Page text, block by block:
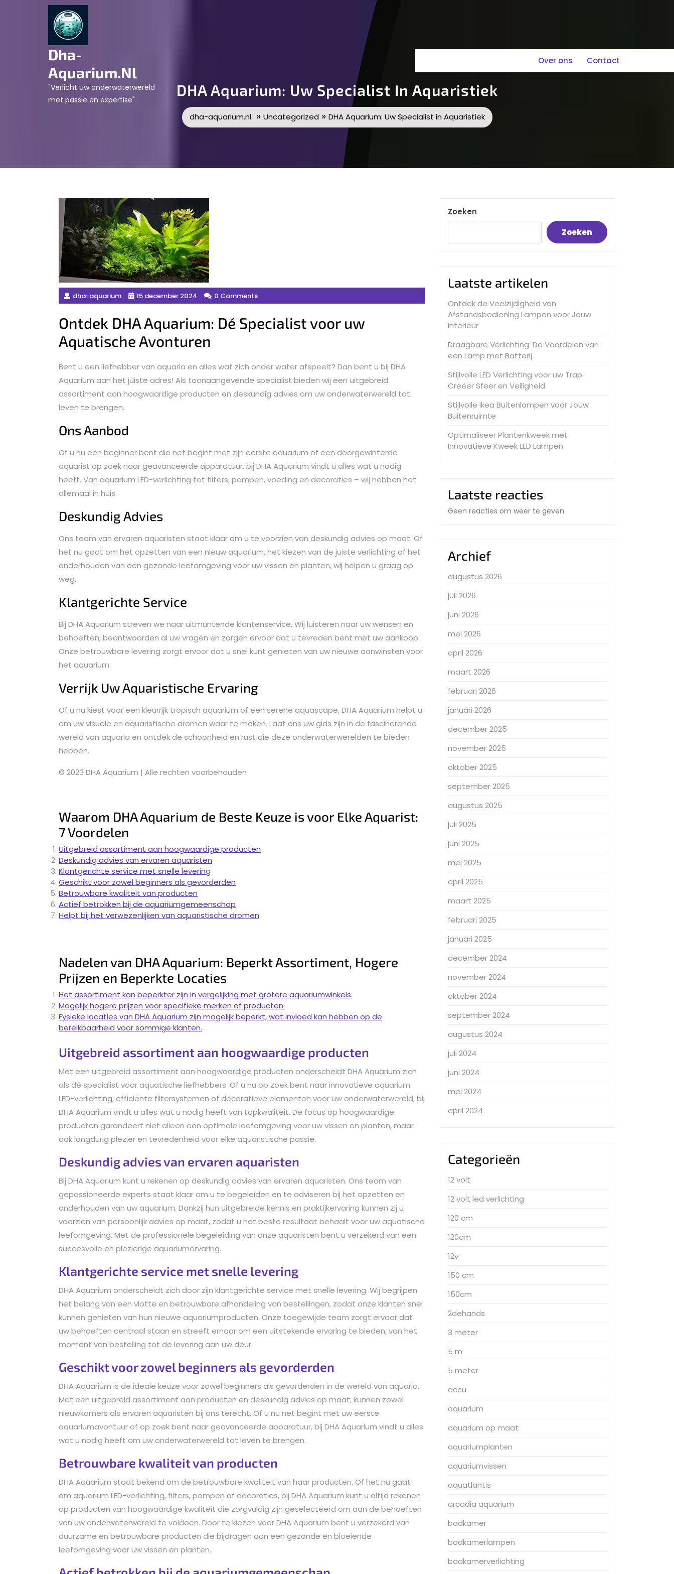
Dha-
Aquarium.nl
"Verlicht uw onderwaterwereld
met passie en expertise"
Over ons Contact
DHA Aquarium: Uw Specialist In Aquaristiek
dha-aquarium.nl» Uncategorized » DHA Aquarium: Uw Specialist in Aquaristiek
dha-aquarium 15 december 2024 0 Comments
Ontdek DHA Aquarium: Dé Specialist voor uw
Aquatische Avonturen
Bent u een liefhebber van aquaria en alles wat zich onder water afspeelt? Dan bent u bij DHA
Aquarium aan het juiste adres! Als toonaangevende specialist bieden wij een uitgebreid
assortiment aan hoogwaardige producten en deskundig advies om uw onderwaterwereld tot
leven te brengen.
Ons Aanbod
Of u nu een beginner bent die net begint met zijn eerste aquarium of een doorgewinterde
aquarist op zoek naar geavanceerde apparatuur, bij DHA Aquarium vindt u alles wat u nodig
heeft. Van aquarium LED-verlichting tot filters, pompen, voeding en decoraties – wij hebben het
allemaal in huis.
Deskundig Advies
Ons team van ervaren aquaristen staat klaar om u te voorzien van deskundig advies op maat. Of
het nu gaat om het opzetten van een nieuw aquarium, het kiezen van de juiste verlichting of het
onderhouden van een gezonde leefomgeving voor uw vissen en planten, wij helpen u graag op
weg.
Klantgerichte Service
Bij DHA Aquarium streven we naar uitmuntende klantenservice. Wij luisteren naar uw wensen en
behoeften, beantwoorden al uw vragen en zorgen ervoor dat u tevreden bent met uw aankoop.
Onze betrouwbare levering zorgt ervoor dat u snel kunt genieten van uw nieuwe aanwinsten voor
het aquarium.
Verrijk Uw Aquaristische Ervaring
Of u nu kiest voor een kleurrijk tropisch aquarium of een serene aquascape, DHA Aquarium helpt u
om uw visuele en aquaristische dromen waar te maken. Laat ons uw gids zijn in de fascinerende
wereld van aquaria en ontdek de schoonheid en rust die deze onderwaterwerelden te bieden
hebben.
© 2023 DHA Aquarium | Alle rechten voorbehouden
Waarom DHA Aquarium de Beste Keuze is voor Elke Aquarist:
7 Voordelen
Uitgebreid assortiment aan hoogwaardige producten
Deskundig advies van ervaren aquaristen
Klantgerichte service met snelle levering
Geschikt voor zowel beginners als gevorderden
Betrouwbare kwaliteit van producten
Actief betrokken bij de aquariumgemeenschap
Helpt bij het verwezenlijken van aquaristische dromen
Nadelen van DHA Aquarium: Beperkt Assortiment, Hogere
Prijzen en Beperkte Locaties
Het assortiment kan beperkter zijn in vergelijking met grotere aquariumwinkels.
Mogelijk hogere prijzen voor specifieke merken of producten.
Fysieke locaties van DHA Aquarium zijn mogelijk beperkt, wat invloed kan hebben op de
bereikbaarheid voor sommige klanten.
Uitgebreid assortiment aan hoogwaardige producten
Met een uitgebreid assortiment aan hoogwaardige producten onderscheidt DHA Aquarium zich
als dé specialist voor aquatische liefhebbers. Of u nu op zoek bent naar innovatieve aquarium
LED-verlichting, efficiënte filtersystemen of decoratieve elementen voor uw onderwaterwereld, bij
DHA Aquarium vindt u alles wat u nodig heeft van topkwaliteit. De focus op hoogwaardige
producten garandeert niet alleen een optimale leefomgeving voor uw vissen en planten, maar
ook langdurig plezier en tevredenheid voor elke aquaristische passie.
Deskundig advies van ervaren aquaristen
Bij DHA Aquarium kunt u rekenen op deskundig advies van ervaren aquaristen. Ons team van
gepassioneerde experts staat klaar om u te begeleiden en te adviseren bij het opzetten en
onderhouden van uw aquarium. Dankzij hun uitgebreide kennis en praktijkervaring kunnen zij u
voorzien van persoonlijk advies op maat, zodat u het beste resultaat behaalt voor uw aquatische
leefomgeving. Met de professionele begeleiding van onze aquaristen bent u verzekerd van een
succesvolle en plezierige aquariumervaring.
Klantgerichte service met snelle levering
DHA Aquarium onderscheidt zich door zijn klantgerichte service met snelle levering. Wij begrijpen
het belang van een vlotte en betrouwbare afhandeling van bestellingen, zodat onze klanten snel
kunnen genieten van hun nieuwe aquariumproducten. Onze toegewijde team zorgt ervoor dat
uw behoeften centraal staan en streeft ernaar om een uitstekende ervaring te bieden, van het
moment van bestelling tot de levering aan uw deur.
Geschikt voor zowel beginners als gevorderden
DHA Aquarium is de ideale keuze voor zowel beginners als gevorderden in de wereld van aquaria.
Met een uitgebreid assortiment aan producten en deskundig advies op maat, kunnen zowel
nieuwkomers als ervaren aquaristen bij ons terecht. Of u nu net begint met uw eerste
aquariumavontuur of op zoek bent naar geavanceerde apparatuur, bij DHA Aquarium vindt u alles
wat u nodig heeft om uw onderwaterwereld tot leven te brengen.
Betrouwbare kwaliteit van producten
DHA Aquarium staat bekend om de betrouwbare kwaliteit van haar producten. Of het nu gaat
om aquarium LED-verlichting, filters, pompen of decoraties, bij DHA Aquarium kunt u altijd rekenen
op producten van hoogwaardige kwaliteit die zorgvuldig zijn geselecteerd om aan de behoeften
van uw onderwaterwereld te voldoen. Door te kiezen voor DHA Aquarium bent u verzekerd van
duurzame en betrouwbare producten die bijdragen aan een gezonde en bloeiende
leefomgeving voor uw vissen en planten.
Zoeken
Zoeken
Laatste artikelen
Ontdek de Veelzijdigheid van
Afstandsbediening Lampen voor Jouw
Interieur
Draagbare Verlichting: De Voordelen van
een Lamp met Batterij
Stijlvolle LED Verlichting voor uw Trap:
Creëer Sfeer en Veiligheid
Stijlvolle Ikea Buitenlampen voor Jouw
Buitenruimte
Optimaliseer Plantenkweek met
Innovatieve Kweek LED Lampen
Laatste reacties
Geen reacties om weer te geven.
Archief
augustus 2026
juli 2026
juni 2026
mei 2026
april 2026
maart 2026
februari 2026
januari 2026
december 2025
november 2025
oktober 2025
september 2025
augustus 2025
juli 2025
juni 2025
mei 2025
april 2025
maart 2025
februari 2025
januari 2025
december 2024
november 2024
oktober 2024
september 2024
augustus 2024
juli 2024
juni 2024
mei 2024
april 2024
Categorieën
12 volt
12 volt led verlichting
120 cm
120cm
12v
150 cm
150cm
2dehands
3 meter
5 m
5 meter
accu
aquarium
aquarium op maat
aquariumplanten
aquariumvissen
aquatlantis
arcadia aquarium
badkamer
badkamerlampen
badkamerverlichting